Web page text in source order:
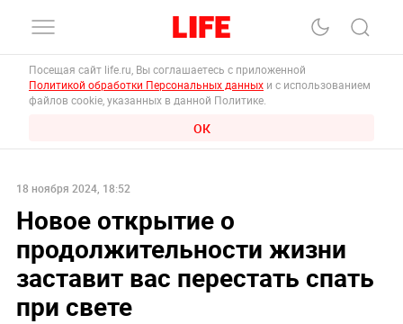
Посещая сайт life.ru, Вы соглашаетесь с приложенной
Политикой обработки Персональных данных и с использованием
файлов cookie, указанных в данной Политике.
ОК
18 ноября 2024, 18:52
Новое открытие о
продолжительности жизни
заставит вас перестать спать
при свете